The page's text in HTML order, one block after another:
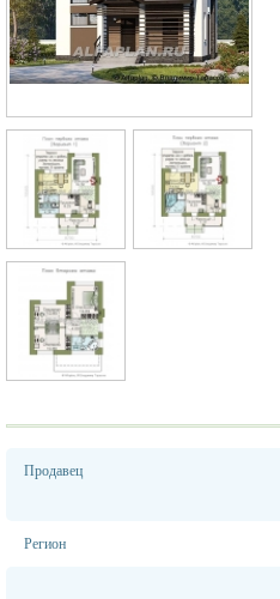
Продавец
Регион